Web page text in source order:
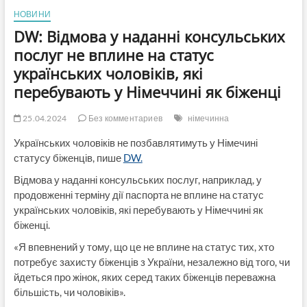
НОВИНИ
DW: Відмова у наданні консульських
послуг не вплине на статус
українських чоловіків, які
перебувають у Німеччині як біженці
25.04.2024 Без комментариев німечинна
Українських чоловіків не позбавлятимуть у Німечині
статусу біженців, пише DW.
Відмова у наданні консульських послуг, наприклад, у
продовженні терміну дії паспорта не вплине на статус
українських чоловіків, які перебувають у Німеччині як
біженці.
«Я впевнений у тому, що це не вплине на статус тих, хто
потребує захисту біженців з України, незалежно від того, чи
йдеться про жінок, яких серед таких біженців переважна
більшість, чи чоловіків».